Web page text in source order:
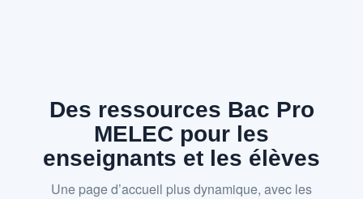
Des ressources Bac Pro
MELEC pour les
enseignants et les élèves
Une page d’accueil plus dynamique, avec les